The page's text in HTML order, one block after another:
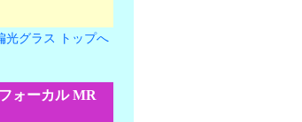
光グラス トップへ
ォーカル MR